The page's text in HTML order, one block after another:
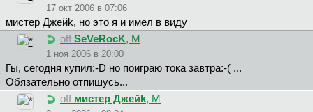
17 окт 2006 в 07:06
миcтep Джeйk, но это я и имел в виду
off SeVeRocK, М
1 ноя 2006 в 20:00
Гы, сегодня купил:-D но поиграю тока завтра:-( ...
Обязательно отпишусь...
off миcтep Джeйk, М